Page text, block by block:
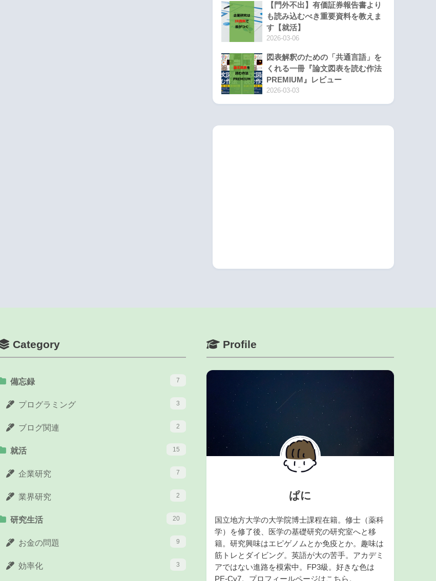
【門外不出】有価証券報告書より
も読み込むべき重要資料を教えま
す【就活】
2026-03-06
図表解釈のための「共通言語」を
くれる一冊『論文図表を読む作法
PREMIUM』レビュー
2026-03-03
Category
備忘録 7
プログラミング 3
ブログ関連 2
就活 15
企業研究 7
業界研究 2
研究生活 20
お金の問題 9
効率化 3
Profile
ぱに
国立地方大学の大学院博士課程在籍。修士（薬科
学）を修了後、医学の基礎研究の研究室へと移
籍。研究興味はエピゲノムとか免疫とか。趣味は
筋トレとダイビング。英語が大の苦手。アカデミ
アではない進路を模索中。FP3級。好きな色は
PE-Cy7。プロフィールページはこちら 。